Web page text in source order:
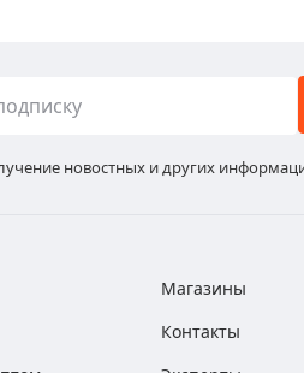
новостных и других
Магазины
Контакты